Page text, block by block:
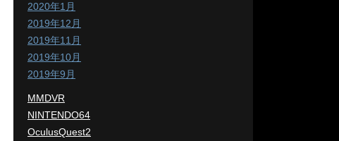
2020年1月
2019年12月
2019年11月
2019年10月
2019年9月
MMDVR
NINTENDO64
OculusQuest2